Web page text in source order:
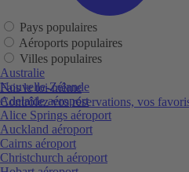
Fais le toi-même
Contrôlez vos réservations, vos
Pays populaires
Aéroports populaires
Villes populaires
Australie
Nouvelle-Zélande
Adelaide aéroport
Alice Springs aéroport
Auckland aéroport
Cairns aéroport
Christchurch aéroport